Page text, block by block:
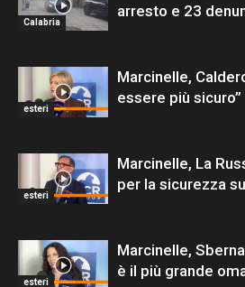
Calabria
arresto e 23
esteri
Marcinelle,
essere più sicuro”
esteri
Marcinelle, La
per la sicurezza
esteri
Marcinelle,
è il più grande